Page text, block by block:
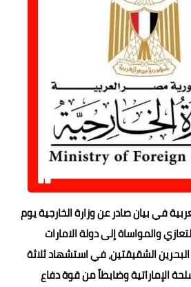
حوادث وقضايا
خدمات
الصحه والجمال
فن المطبخ
مقالات
في بيان صادر عن وزارة الخارجية يوم
والمواساة إلى دولة الامارات
الشقيقتين، في استشهاد ثلاثة
الإماراتية وضابطاً من قوة دفاع